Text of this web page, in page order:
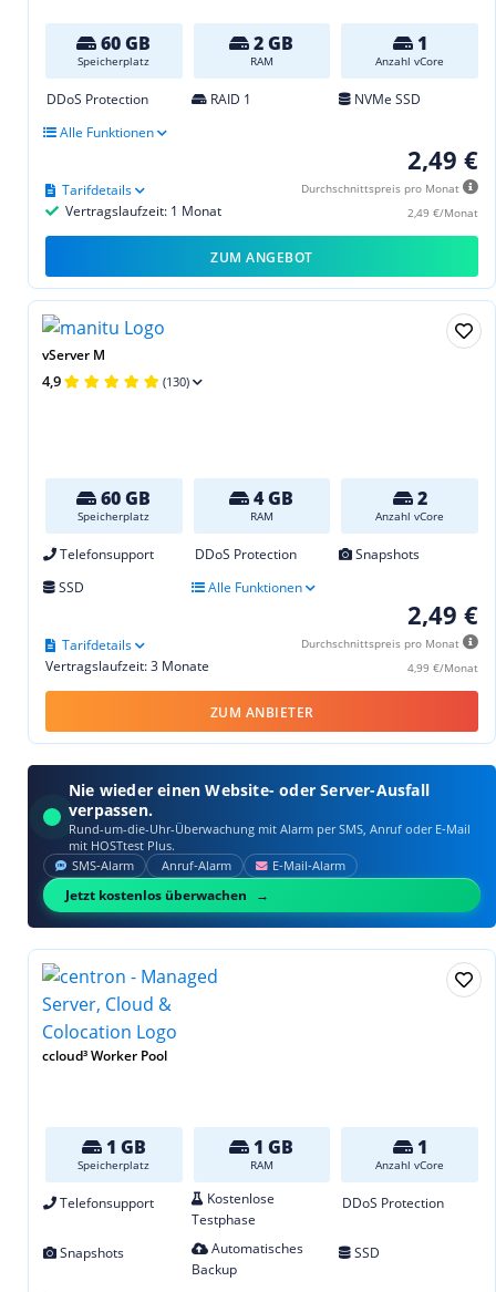
60 GB
Speicherplatz
2 GB
RAM
1
Anzahl vCore
DDoS Protection RAID 1
NVMe SSD
Alle Funktionen
2,49 €
Durchschnittspreis pro Monat
2,49 €/Monat
Vertragslaufzeit: 1 Monat
Tarifdetails
ZUM ANGEBOT
vServer M
4,9 (130)
60 GB
Speicherplatz
4 GB
RAM
2
Anzahl vCore
Telefonsupport DDoS Protection
Snapshots
SSD
Alle Funktionen
2,49 €
Durchschnittspreis pro Monat
4,99 €/Monat
Vertragslaufzeit: 3 Monate
Tarifdetails
ZUM ANBIETER
Nie wieder einen Website- oder Server-Ausfall
verpassen.
Rund-um-die-Uhr-Überwachung mit Alarm per SMS, Anruf oder E‑Mail
mit HOSTtest Plus.
SMS‑Alarm Anruf‑Alarm E‑Mail‑Alarm
Jetzt kostenlos überwachen
ccloud³ Worker Pool
1 GB
Speicherplatz
1 GB
RAM
1
Anzahl vCore
Telefonsupport
Kostenlose
Testphase
DDoS Protection
Snapshots
Automatisches
Backup
SSD